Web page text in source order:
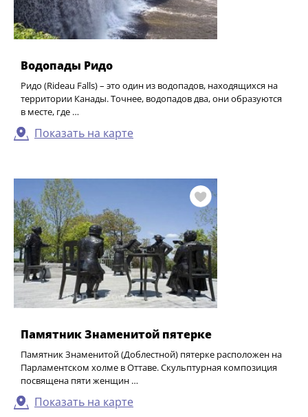
Водопады Ридо
Ридо (Rideau Falls) – это один из водопадов, находящихся на
территории Канады. Точнее, водопадов два, они образуются
в месте, где …
Показать на карте
Памятник Знаменитой пятерке
Памятник Знаменитой (Доблестной) пятерке расположен на
Парламентском холме в Оттаве. Скульптурная композиция
посвящена пяти женщин …
Показать на карте